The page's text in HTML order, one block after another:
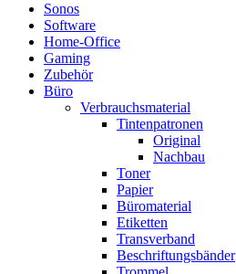
Sonos
Software
Home-Office
Gaming
Zubehör
Büro
Verbrauchsmaterial
Tintenpatronen
Original
Nachbau
Toner
Papier
Büromaterial
Etiketten
Transverband
Beschriftungsbänder